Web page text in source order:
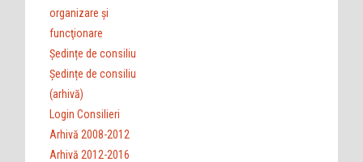
organizare şi
funcţionare
Ședințe de consiliu
Ședințe de consiliu
(arhivă)
Login Consilieri
Arhivă 2008-2012
Arhivă 2012-2016